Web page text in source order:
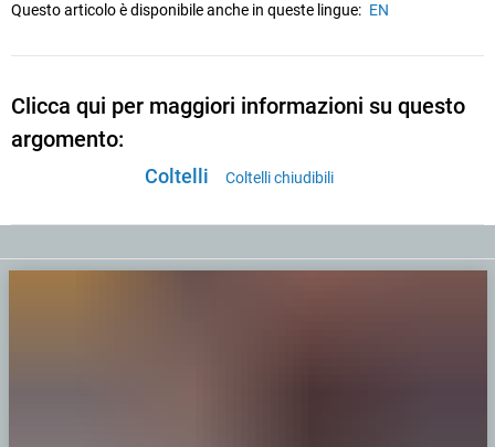
Questo articolo è disponibile anche in queste lingue: EN
Clicca qui per maggiori informazioni su questo
argomento:
Coltelli Coltelli chiudibili